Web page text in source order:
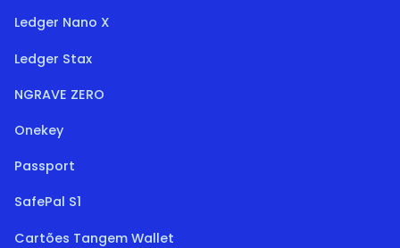
Ledger Nano X
Ledger Stax
NGRAVE ZERO
Onekey
Passport
SafePal S1
Cartões Tangem Wallet